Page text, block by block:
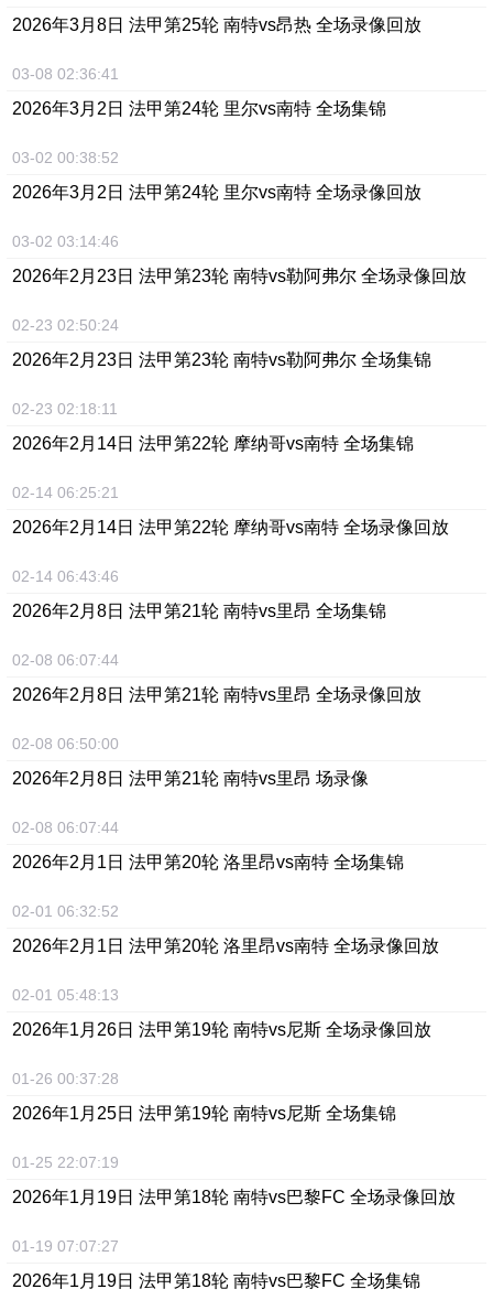
2026年3月8日 法甲第25轮 南特vs昂热 全场录像回放
03-08 02:36:41
2026年3月2日 法甲第24轮 里尔vs南特 全场集锦
03-02 00:38:52
2026年3月2日 法甲第24轮 里尔vs南特 全场录像回放
03-02 03:14:46
2026年2月23日 法甲第23轮 南特vs勒阿弗尔 全场录像回放
02-23 02:50:24
2026年2月23日 法甲第23轮 南特vs勒阿弗尔 全场集锦
02-23 02:18:11
2026年2月14日 法甲第22轮 摩纳哥vs南特 全场集锦
02-14 06:25:21
2026年2月14日 法甲第22轮 摩纳哥vs南特 全场录像回放
02-14 06:43:46
2026年2月8日 法甲第21轮 南特vs里昂 全场集锦
02-08 06:07:44
2026年2月8日 法甲第21轮 南特vs里昂 全场录像回放
02-08 06:50:00
2026年2月8日 法甲第21轮 南特vs里昂 场录像
02-08 06:07:44
2026年2月1日 法甲第20轮 洛里昂vs南特 全场集锦
02-01 06:32:52
2026年2月1日 法甲第20轮 洛里昂vs南特 全场录像回放
02-01 05:48:13
2026年1月26日 法甲第19轮 南特vs尼斯 全场录像回放
01-26 00:37:28
2026年1月25日 法甲第19轮 南特vs尼斯 全场集锦
01-25 22:07:19
2026年1月19日 法甲第18轮 南特vs巴黎FC 全场录像回放
01-19 07:07:27
2026年1月19日 法甲第18轮 南特vs巴黎FC 全场集锦